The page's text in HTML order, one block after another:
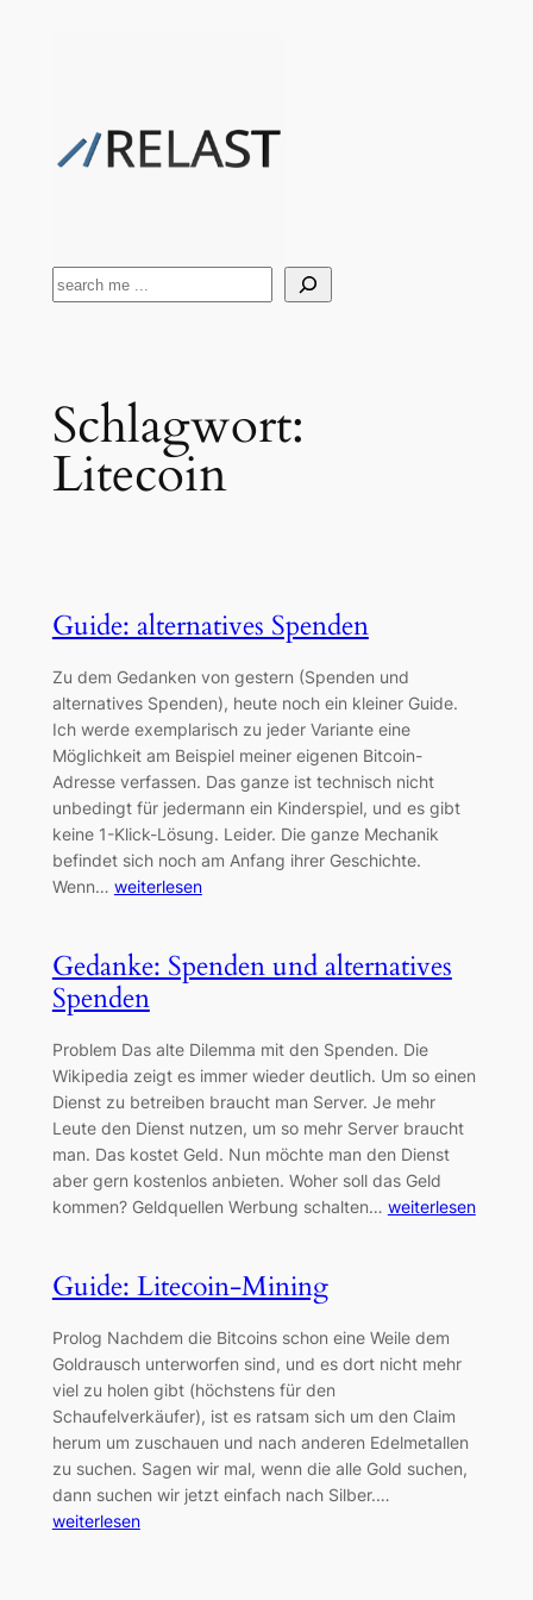
Suchen
Schlagwort:
Litecoin
Guide: alternatives Spenden
Zu dem Gedanken von gestern (Spenden und
alternatives Spenden), heute noch ein kleiner Guide.
Ich werde exemplarisch zu jeder Variante eine
Möglichkeit am Beispiel meiner eigenen Bitcoin-
Adresse verfassen. Das ganze ist technisch nicht
unbedingt für jedermann ein Kinderspiel, und es gibt
keine 1-Klick-Lösung. Leider. Die ganze Mechanik
befindet sich noch am Anfang ihrer Geschichte.
Wenn… weiterlesen
Gedanke: Spenden und alternatives
Spenden
Problem Das alte Dilemma mit den Spenden. Die
Wikipedia zeigt es immer wieder deutlich. Um so einen
Dienst zu betreiben braucht man Server. Je mehr
Leute den Dienst nutzen, um so mehr Server braucht
man. Das kostet Geld. Nun möchte man den Dienst
aber gern kostenlos anbieten. Woher soll das Geld
kommen? Geldquellen Werbung schalten… weiterlesen
Guide: Litecoin-Mining
Prolog Nachdem die Bitcoins schon eine Weile dem
Goldrausch unterworfen sind, und es dort nicht mehr
viel zu holen gibt (höchstens für den
Schaufelverkäufer), ist es ratsam sich um den Claim
herum um zuschauen und nach anderen Edelmetallen
zu suchen. Sagen wir mal, wenn die alle Gold suchen,
dann suchen wir jetzt einfach nach Silber.…
weiterlesen